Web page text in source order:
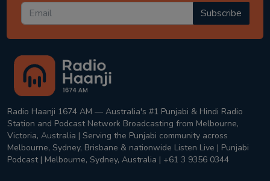
Subscribe
Radio Haanji 1674 AM — Australia's #1 Punjabi & Hindi Radio
Station and Podcast Network Broadcasting from Melbourne,
Victoria, Australia | Serving the Punjabi community across
Melbourne, Sydney, Brisbane & nationwide Listen Live | Punjabi
Podcast | Melbourne, Sydney, Australia | +61 3 9356 0344